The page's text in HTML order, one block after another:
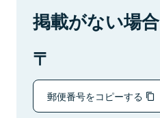
掲載がない場合
郵便番号をコピーする